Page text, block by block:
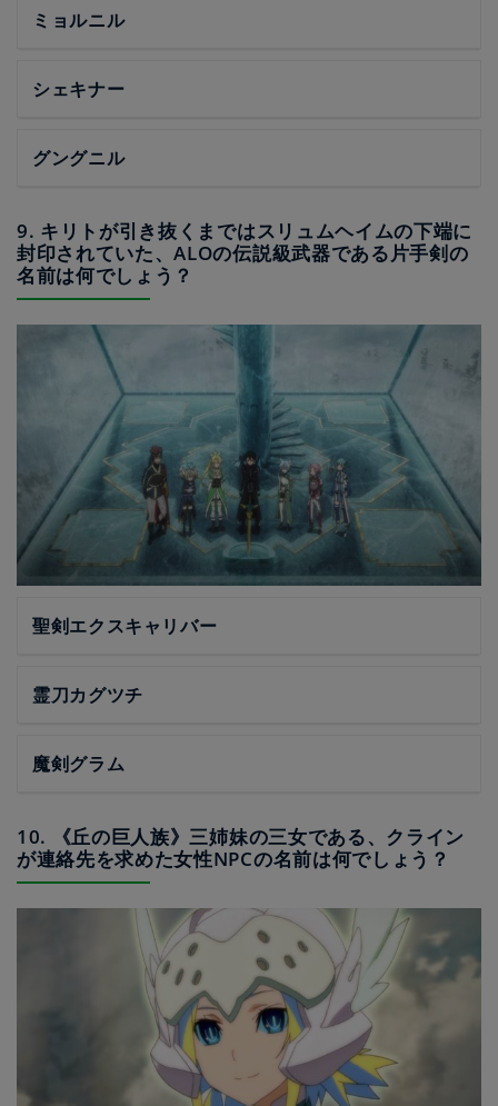
ミョルニル
シェキナー
グングニル
9. キリトが引き抜くまではスリュムヘイムの下端に
封印されていた、ALOの伝説級武器である片手剣の
名前は何でしょう？
聖剣エクスキャリバー
霊刀カグツチ
魔剣グラム
10. 《丘の巨人族》三姉妹の三女である、クライン
が連絡先を求めた女性NPCの名前は何でしょう？